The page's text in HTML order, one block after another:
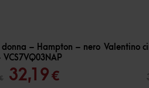
– Hampton – nero
€
Il
32,19€Il
30 %
Valentino